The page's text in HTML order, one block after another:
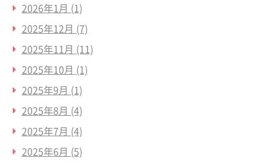
2026年1月 (1)
2025年12月 (7)
2025年11月 (11)
2025年10月 (1)
2025年9月 (1)
2025年8月 (4)
2025年7月 (4)
2025年6月 (5)